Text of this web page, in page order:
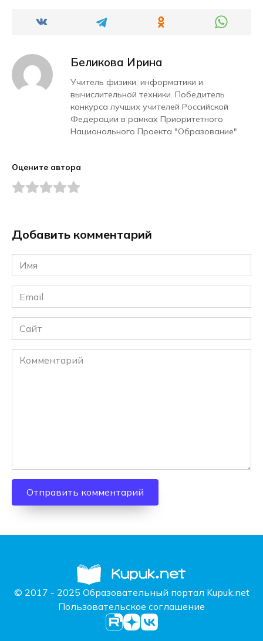
Беликова Ирина
Учитель физики, информатики и
вычислительной техники. Победитель
конкурса лучших учителей Российской
Федерации в рамках Приоритетного
Национального Проекта "Образование".
Оцените автора
Добавить комментарий
Имя
*
Email
*
Сайт
Комментарий
© 2017 - 2025 Образовательный портал Kupuk.net
Пользовательское соглашение